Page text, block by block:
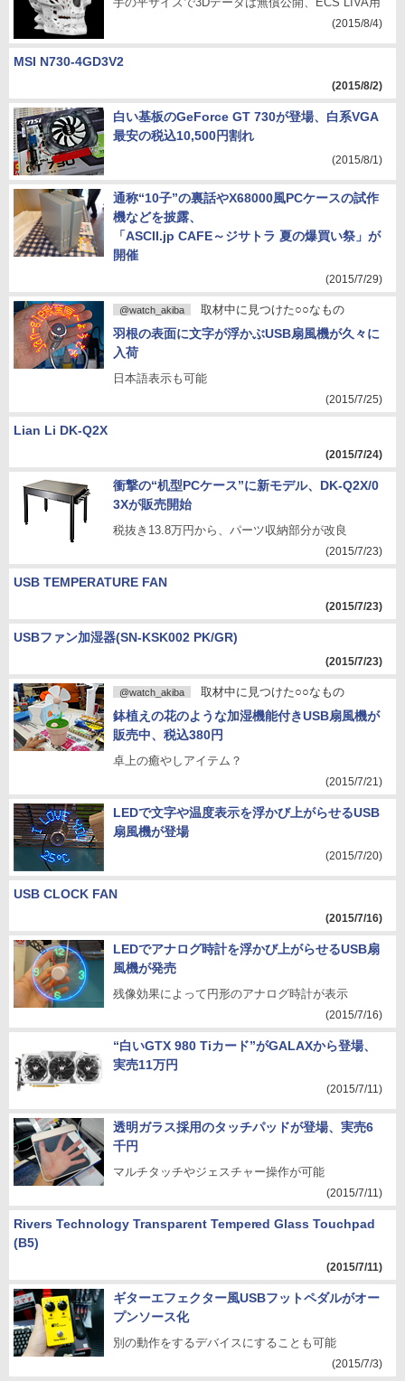
(2015/8/4)
MSI N730-4GD3V2
(2015/8/2)
白い基板のGeForce GT 730が登場、白系VGA
最安の税込10,500円割れ
(2015/8/1)
通称“10子”の裏話やX68000風PCケースの試作
機などを披露、
「ASCII.jp CAFE～ジサトラ 夏の爆買い祭」が
開催
(2015/7/29)
@watch_akiba 取材中に見つけた○○なもの
羽根の表面に文字が浮かぶUSB扇風機が久々に
入荷
日本語表示も可能
(2015/7/25)
Lian Li DK-Q2X
(2015/7/24)
衝撃の“机型PCケース”に新モデル、DK-Q2X/0
3Xが販売開始
税抜き13.8万円から、パーツ収納部分が改良
(2015/7/23)
USB TEMPERATURE FAN
(2015/7/23)
USBファン加湿器(SN-KSK002 PK/GR)
(2015/7/23)
@watch_akiba 取材中に見つけた○○なもの
鉢植えの花のような加湿機能付きUSB扇風機が
販売中、税込380円
卓上の癒やしアイテム？
(2015/7/21)
LEDで文字や温度表示を浮かび上がらせるUSB
扇風機が登場
(2015/7/20)
USB CLOCK FAN
(2015/7/16)
LEDでアナログ時計を浮かび上がらせるUSB扇
風機が発売
残像効果によって円形のアナログ時計が表示
(2015/7/16)
“白いGTX 980 Tiカード”がGALAXから登場、
実売11万円
(2015/7/11)
透明ガラス採用のタッチパッドが登場、実売6
千円
マルチタッチやジェスチャー操作が可能
(2015/7/11)
Rivers Technology Transparent Tempered Glass Touchpad
(B5)
(2015/7/11)
ギターエフェクター風USBフットペダルがオー
プンソース化
別の動作をするデバイスにすることも可能
(2015/7/3)